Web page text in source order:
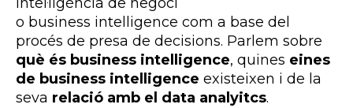
o business intelligence com a base del
procés de presa de decisions. Parlem sobre
què és business intelligence, quines eines
de business intelligence existeixen i de la
seva relació amb el data analyitcs.